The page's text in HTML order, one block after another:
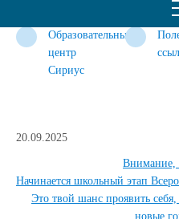
Образовательный
центр
Сириус
20.09.2025
Внимание,
Начинается школьный этап
Это твой шанс проявить
новые